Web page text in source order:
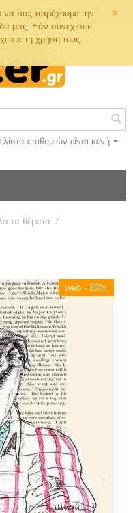
×
να σας παρέχουμε την
μας. Εάν συνεχίσετε
τη χρήση τους.
λίστα επιθυμιών είναι κενή
τα θέματα
/
web - 25%